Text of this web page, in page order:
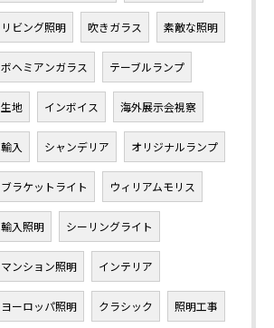
リビング照明 吹きガラス 素敵な照明
ボヘミアンガラス テーブルランプ
生地 インボイス 海外展示会視察
輸入 シャンデリア オリジナルランプ
ブラケットライト ウィリアムモリス
輸入照明 シーリングライト
マンション照明 インテリア
ヨーロッパ照明 クラシック 照明工事